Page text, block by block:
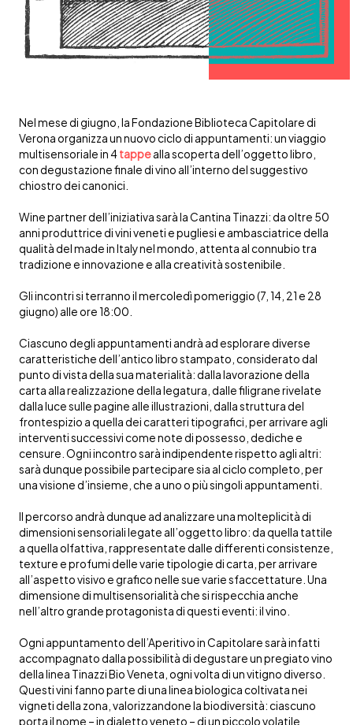
Nel mese di giugno, la Fondazione Biblioteca Capitolare di
Verona organizza un nuovo ciclo di appuntamenti: un viaggio
multisensoriale in 4tappealla scoperta dell’oggetto libro,
con degustazione finale di vino all’interno del suggestivo
chiostro dei canonici.
Wine partner dell’iniziativa sarà la Cantina Tinazzi: da oltre 50
anni produttrice di vini veneti e pugliesi e ambasciatrice della
qualità del made in Italy nel mondo, attenta al connubio tra
tradizione e innovazione e alla creatività sostenibile.
Gli incontri si terranno il mercoledì pomeriggio (7, 14, 21 e 28
giugno) alle ore 18:00.
Ciascuno degli appuntamenti andrà ad esplorare diverse
caratteristiche dell’antico libro stampato, considerato dal
punto di vista della sua materialità: dalla lavorazione della
carta alla realizzazione della legatura, dalle filigrane rivelate
dalla luce sulle pagine alle illustrazioni, dalla struttura del
frontespizio a quella dei caratteri tipografici, per arrivare agli
interventi successivi come note di possesso, dediche e
censure. Ogni incontro sarà indipendente rispetto agli altri:
sarà dunque possibile partecipare sia al ciclo completo, per
una visione d’insieme, che a uno o più singoli appuntamenti.
Il percorso andrà dunque ad analizzare una molteplicità di
dimensioni sensoriali legate all’oggetto libro: da quella tattile
a quella olfattiva, rappresentate dalle differenti consistenze,
texture e profumi delle varie tipologie di carta, per arrivare
all’aspetto visivo e grafico nelle sue varie sfaccettature. Una
dimensione di multisensorialità che si rispecchia anche
nell’altro grande protagonista di questi eventi: il vino.
Ogni appuntamento dell’Aperitivo in Capitolare sarà infatti
accompagnato dalla possibilità di degustare un pregiato vino
della linea Tinazzi Bio Veneta, ogni volta di un vitigno diverso.
Questi vini fanno parte di una linea biologica coltivata nei
vigneti della zona, valorizzandone la biodiversità: ciascuno
porta il nome – in dialetto veneto – di un piccolo volatile